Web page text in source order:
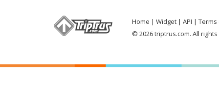
Home Widget API
Terms
© 2026 triptrus.com. All